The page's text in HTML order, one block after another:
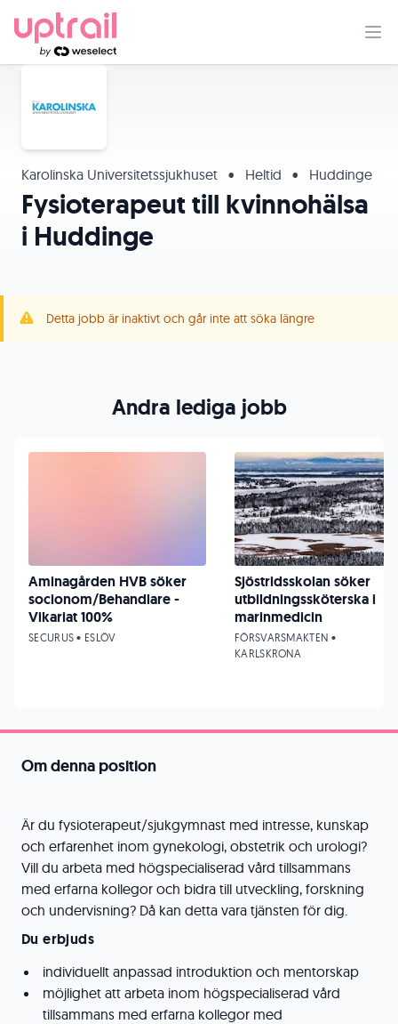
Karolinska Universitetssjukhuset • Heltid • Huddinge
Fysioterapeut till kvinnohälsa
i Huddinge
Detta jobb är inaktivt och går inte att söka längre
Om denna position
Är du fysioterapeut/sjukgymnast med intresse, kunskap
och erfarenhet inom gynekologi, obstetrik och urologi?
Vill du arbeta med högspecialiserad vård tillsammans
med erfarna kollegor och bidra till utveckling, forskning
och undervisning? Då kan detta vara tjänsten för dig.
Du erbjuds
individuellt anpassad introduktion och mentorskap
möjlighet att arbeta inom högspecialiserad vård
tillsammans med erfarna kollegor med
Andra lediga jobb
Aminagården HVB söker
socionom/Behandlare -
Vikariat 100%
SECURUS • ESLÖV
Sjöstridsskolan söker
utbildningssköterska i
marinmedicin
FÖRSVARSMAKTEN •
KARLSKRONA